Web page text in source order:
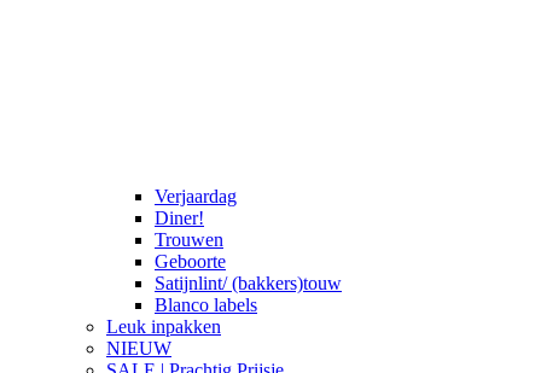
Verjaardag
Diner!
Trouwen
Geboorte
Satijnlint/ (bakkers)touw
Blanco labels
Leuk inpakken
NIEUW